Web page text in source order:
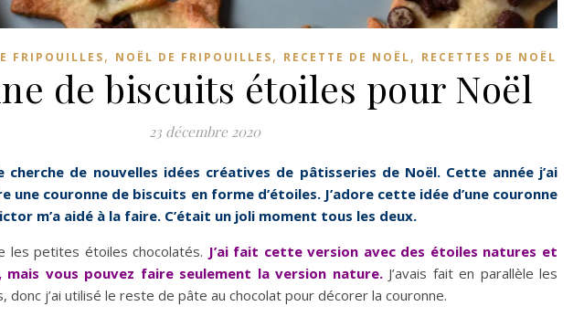
FRIPOUILLES, NOËL DE FRIPOUILLES, RECETTE DE NOËL, RECETTES DE NOËL
de biscuits étoiles pour Noël
23 décembre 2020
cherche de nouvelles idées créatives de pâtisseries de Noël. Cette année j’ai
une couronne de biscuits en forme d’étoiles. J’adore cette idée d’une couronne
m’a aidé à la faire. C’était un joli moment tous les deux.
les petites étoiles chocolatés. J’ai fait cette version avec des étoiles natures et
mais vous pouvez faire seulement la version nature.J’avais fait en parallèle les
donc j’ai utilisé le reste de pâte au chocolat pour décorer la couronne.